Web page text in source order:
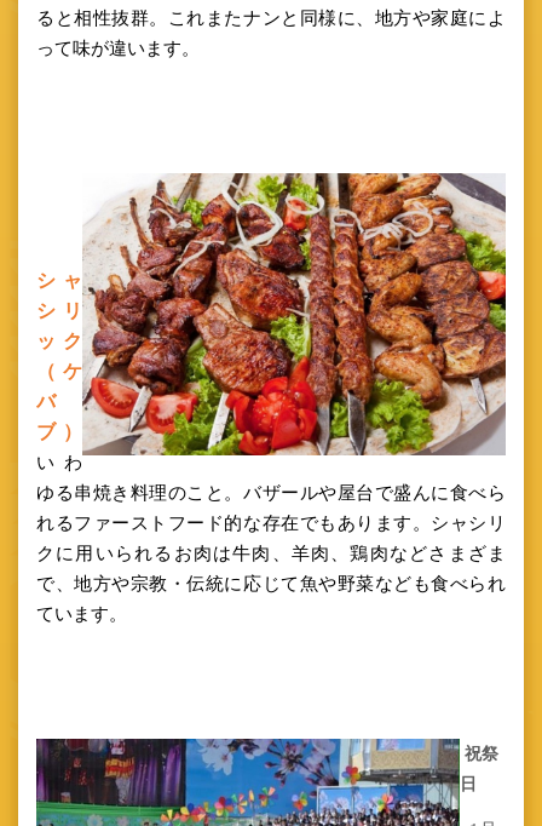
ると相性抜群。これまたナンと同様に、地方や家庭によ
って味が違います。
シャ
シリ
ック
（ケ
バ
ブ）
いわ
ゆる串焼き料理のこと。バザールや屋台で盛んに食べら
れるファーストフード的な存在でもあります。シャシリ
クに用いられるお肉は牛肉、羊肉、鶏肉などさまざま
で、地方や宗教・伝統に応じて魚や野菜なども食べられ
ています。
祝祭
日